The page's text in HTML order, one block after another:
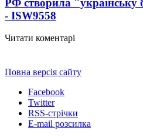
- ISW9558
Читати коментарі
Повна версія сайту
Facebook
Twitter
RSS-стрічки
E-mail розсилка